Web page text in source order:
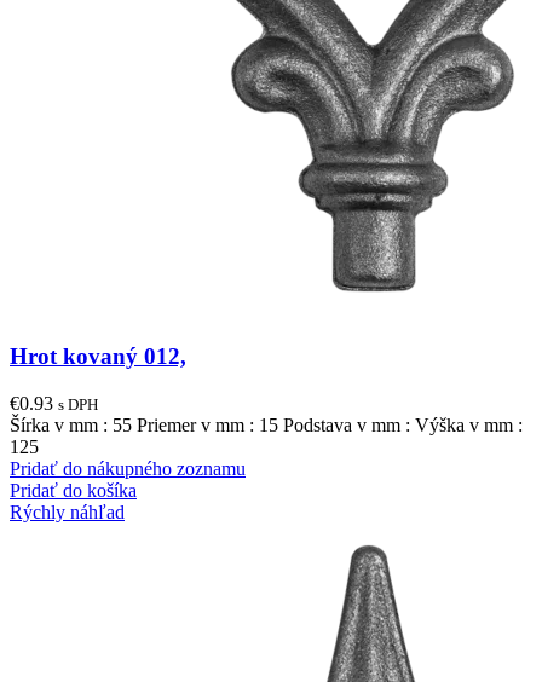
Hrot kovaný 012,
€0.93 s DPH
Šírka v mm : 55 Priemer v mm : 15 Podstava v mm : Výška v mm :
125
Pridať do nákupného zoznamu
Pridať do košíka
Rýchly náhľad